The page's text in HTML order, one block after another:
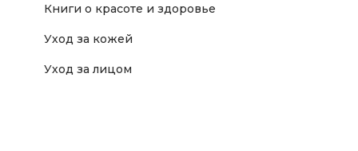
Книги о красоте и здоровье
Уход за кожей
Уход за лицом